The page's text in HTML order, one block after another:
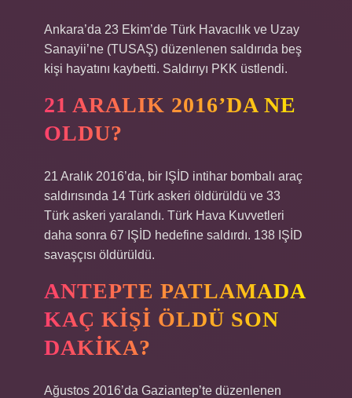
Ankara’da 23 Ekim’de Türk Havacılık ve Uzay
Sanayii’ne (TUSAŞ) düzenlenen saldırıda beş
kişi hayatını kaybetti. Saldırıyı PKK üstlendi.
21 ARALIK 2016’DA NE
OLDU?
21 Aralık 2016’da, bir IŞİD intihar bombalı araç
saldırısında 14 Türk askeri öldürüldü ve 33
Türk askeri yaralandı. Türk Hava Kuvvetleri
daha sonra 67 IŞİD hedefine saldırdı. 138 IŞİD
savaşçısı öldürüldü.
ANTEPTE PATLAMADA
KAÇ KIŞI ÖLDÜ SON
DAKIKA?
Ağustos 2016’da Gaziantep’te düzenlenen